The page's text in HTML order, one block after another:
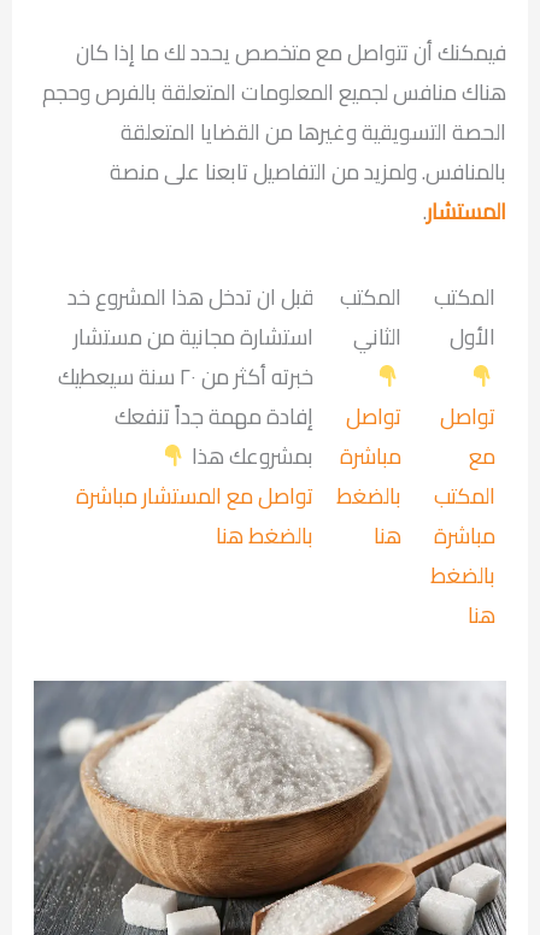
فيمكنك أن تتواصل مع متخصص يحدد لك ما إذا كان
هناك منافس لجميع المعلومات المتعلقة بالفرص وحجم
الحصة التسويقية وغيرها من القضايا المتعلقة
بالمنافس. ولمزيد من التفاصيل تابعنا على منصة
المستشار.
المكتب
الأول
تواصل
مع
المكتب
مباشرة
بالضغط
هنا
المكتب
الثاني
تواصل
مباشرة
بالضغط
هنا
قبل ان تدخل هذا المشروع خد
استشارة مجانية من مستشار
خبرته أكثر من ٢٠ سنة سيعطيك
إفادة مهمة جداً تنفعك
بمشروعك هذا
تواصل مع المستشار مباشرة
بالضغط هنا